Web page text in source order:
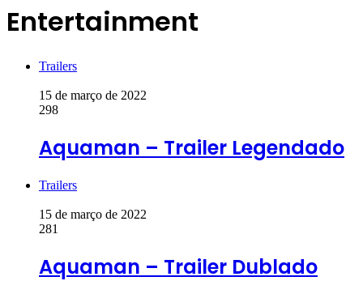
Entertainment
Trailers
15 de março de 2022
298
Aquaman – Trailer Legendado
Trailers
15 de março de 2022
281
Aquaman – Trailer Dublado